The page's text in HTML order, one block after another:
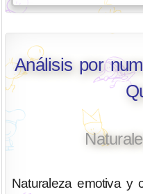
Análisis por
Naturaleza emotiva y